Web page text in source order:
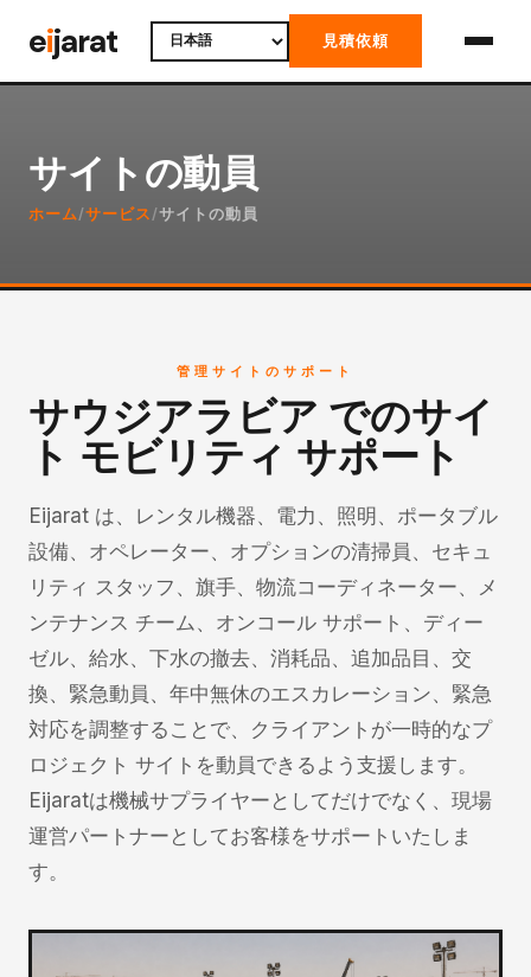
toeijarat 見積依頼
サイトの動員
ホーム/サービス /サイトの動員
管理サイトのサポート
サウジアラビア でのサイ
ト モビリティ サポート
Eijarat は、レンタル機器、電力、照明、ポータブル
設備、オペレーター、オプションの清掃員、セキュ
リティ スタッフ、旗手、物流コーディネーター、メ
ンテナンス チーム、オンコール サポート、ディー
ゼル、給水、下水の撤去、消耗品、追加品目、交
換、緊急動員、年中無休のエスカレーション、緊急
対応を調整することで、クライアントが一時的なプ
ロジェクト サイトを動員できるよう支援します。
Eijaratは機械サプライヤーとしてだけでなく、現場
運営パートナーとしてお客様をサポ​​ートいたしま
す。